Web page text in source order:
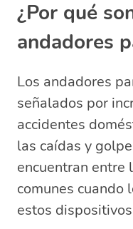
¿Por qué
andadores
Los andadores
señalados por
accidentes
las caídas y
encuentran entre
comunes cuando
estos